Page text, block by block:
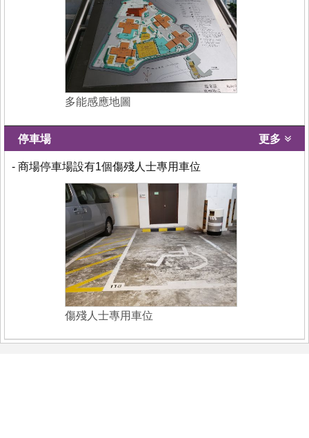
多能感應地圖
停車場 更多
- 商場停車場設有1個傷殘人士專用車位
傷殘人士專用車位